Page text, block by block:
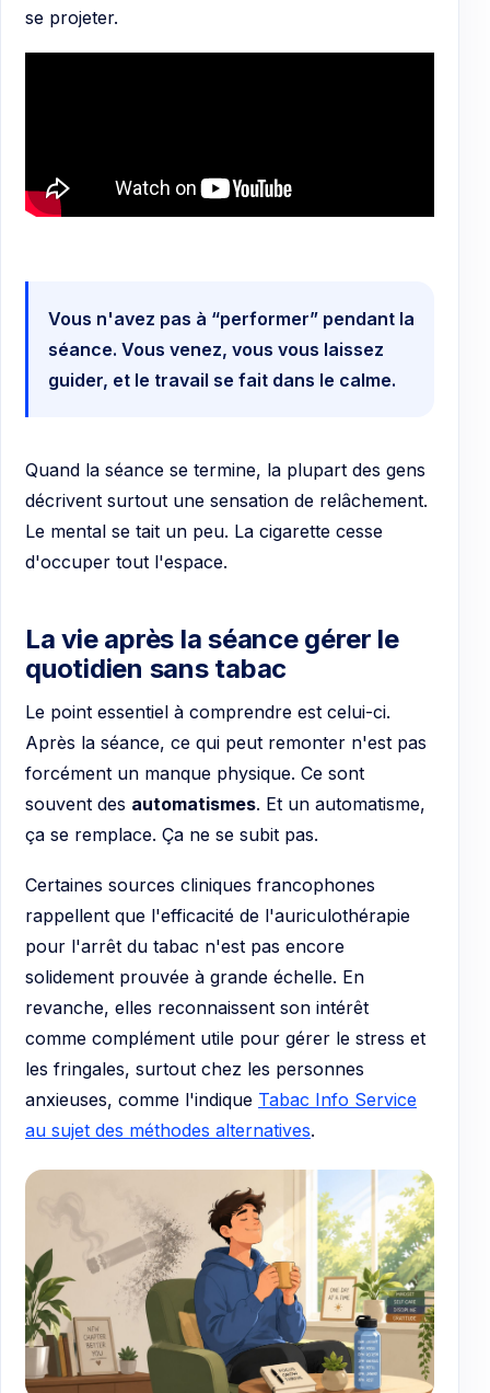
se projeter.
Vous n'avez pas à “performer” pendant la
séance. Vous venez, vous vous laissez
guider, et le travail se fait dans le calme.
Quand la séance se termine, la plupart des gens
décrivent surtout une sensation de relâchement.
Le mental se tait un peu. La cigarette cesse
d'occuper tout l'espace.
La vie après la séance gérer le
quotidien sans tabac
Le point essentiel à comprendre est celui-ci.
Après la séance, ce qui peut remonter n'est pas
forcément un manque physique. Ce sont
souvent des automatismes. Et un automatisme,
ça se remplace. Ça ne se subit pas.
Certaines sources cliniques francophones
rappellent que l'efficacité de l'auriculothérapie
pour l'arrêt du tabac n'est pas encore
solidement prouvée à grande échelle. En
revanche, elles reconnaissent son intérêt
comme complément utile pour gérer le stress et
les fringales, surtout chez les personnes
anxieuses, comme l'indique Tabac Info Service
au sujet des méthodes alternatives.